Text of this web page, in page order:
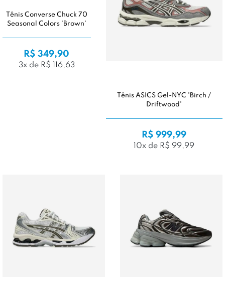
Tênis Converse Chuck 70
Seasonal Colors 'Brown'
R$ 349,90
3x de R$ 116,63
Tênis ASICS Gel-NYC 'Birch /
Driftwood'
R$ 999,99
10x de R$ 99,99